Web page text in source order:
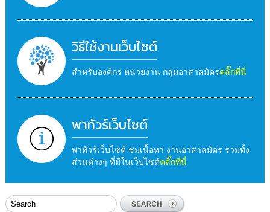
วิธีใช้งานเว็บไซต์
สำหรับองค์กร หน่วยงาน กลุ่มอาสาสมัครคลิ๊กที่นี่
พาทัวร์เว็บไซต์
พาทัวร์เว็บไซต์ ชมเนื้อหา งานอาสาสมัคร รวมทั้ง
ส่วนต่างๆ ที่มีในเว็บไซต์คลิ๊กที่นี่